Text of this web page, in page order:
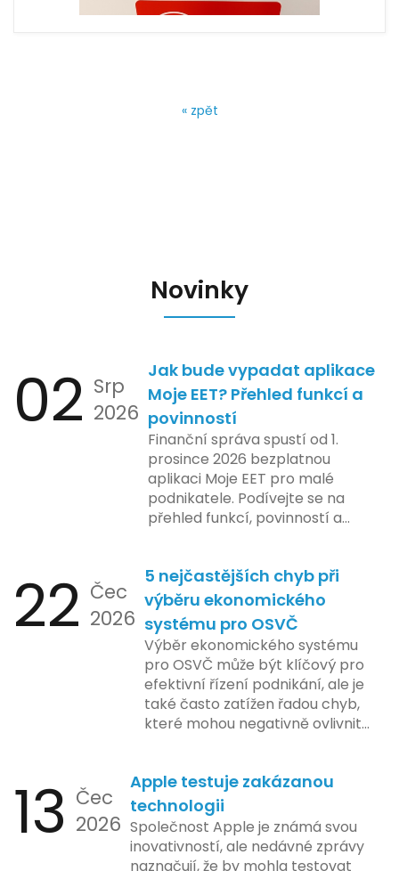
« zpět
Novinky
02 Srp
2026
Jak bude vypadat aplikace
Moje EET? Přehled funkcí a
povinností
Finanční správa spustí od 1.
prosince 2026 bezplatnou
aplikaci Moje EET pro malé
podnikatele. Podívejte se na
přehled funkcí, povinností a
22 Čec
2026
5 nejčastějších chyb při
výběru ekonomického
systému pro OSVČ
Výběr ekonomického systému
pro OSVČ může být klíčový pro
efektivní řízení podnikání, ale je
také často zatížen řadou chyb,
které mohou negativně ovlivnit
by se podnikatelé měli vyvarovat.
13 Čec
2026
Apple testuje zakázanou
technologii
Společnost Apple je známá svou
inovativností, ale nedávné zprávy
naznačují, že by mohla testovat